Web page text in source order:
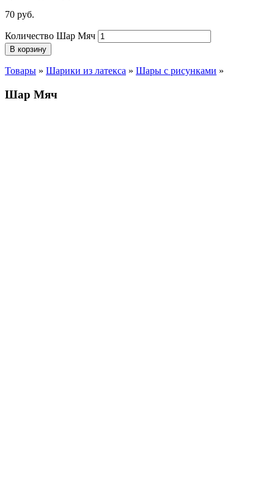
70 руб.
Количество Шар Мяч
В корзину
Товары » Шарики из латекса » Шары с рисунками »
Шар Мяч